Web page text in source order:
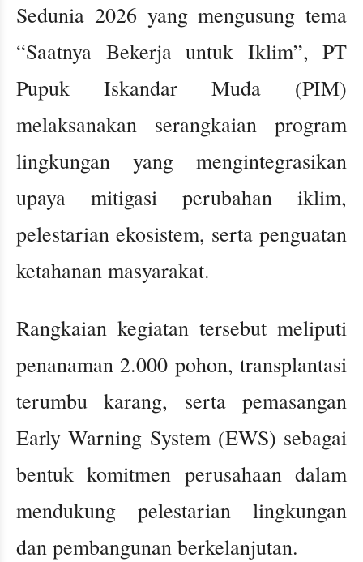
Sedunia 2026 yang mengusung tema
“Saatnya Bekerja untuk Iklim”, PT
Pupuk Iskandar Muda (PIM)
melaksanakan serangkaian program
lingkungan yang mengintegrasikan
upaya mitigasi perubahan iklim,
pelestarian ekosistem, serta penguatan
ketahanan masyarakat.
Rangkaian kegiatan tersebut meliputi
penanaman 2.000 pohon, transplantasi
terumbu karang, serta pemasangan
Early Warning System (EWS) sebagai
bentuk komitmen perusahaan dalam
mendukung pelestarian lingkungan
dan pembangunan berkelanjutan.